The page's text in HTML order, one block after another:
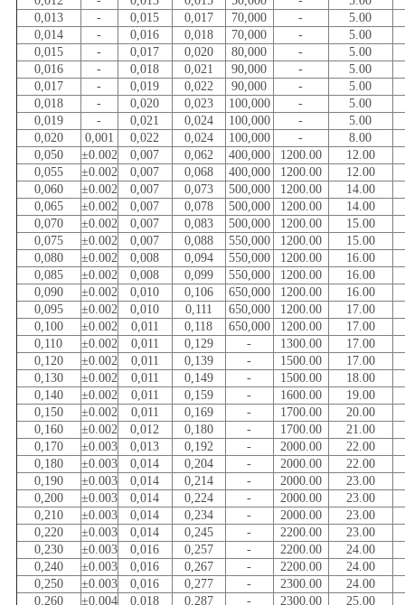
0,013
- 0,015 0,017 70,000 -
5.00
0,014
- 0,016 0,018 70,000 -
5.00
0,015
- 0,017 0,020 80,000 -
5.00
0,016
- 0,018 0,021 90,000 -
5.00
0,017
- 0,019 0,022 90,000 -
5.00
0,018
- 0,020 0,023 100,000 -
5.00
0,019
- 0,021 0,024 100,000 -
5.00
0,020
0,001 0,022 0,024 100,000 -
8.00
0,050
±0.002 0,007 0,062 400,000 1200.00
12.00
0,055
±0.002 0,007 0,068 400,000 1200.00
12.00
0,060
±0.002 0,007 0,073 500,000 1200.00
14.00
0,065
±0.002 0,007 0,078 500,000 1200.00
14.00
0,070
±0.002 0,007 0,083 500,000 1200.00
15.00
0,075
±0.002 0,007 0,088 550,000 1200.00
15.00
0,080
±0.002 0,008 0,094 550,000 1200.00
16.00
0,085
±0.002 0,008 0,099 550,000 1200.00
16.00
0,090
±0.002 0,010 0,106 650,000 1200.00
16.00
0,095
±0.002 0,010 0,111 650,000 1200.00
17.00
0,100
±0.002 0,011 0,118 650,000 1200.00
17.00
0,110
±0.002 0,011 0,129 - 1300.00
17.00
0,120
±0.002 0,011 0,139 - 1500.00
17.00
0,130
±0.002 0,011 0,149 - 1500.00
18.00
0,140
±0.002 0,011 0,159 - 1600.00
19.00
0,150
±0.002 0,011 0,169 - 1700.00
20.00
0,160
±0.002 0,012 0,180 - 1700.00
21.00
0,170
±0.003 0,013 0,192 - 2000.00
22.00
0,180
±0.003 0,014 0,204 - 2000.00
22.00
0,190
±0.003 0,014 0,214 - 2000.00
23.00
0,200
±0.003 0,014 0,224 - 2000.00
23.00
0,210
±0.003 0,014 0,234 - 2000.00
23.00
0,220
±0.003 0,014 0,245 - 2200.00
23.00
0,230
±0.003 0,016 0,257 - 2200.00
24.00
0,240
±0.003 0,016 0,267 - 2200.00
24.00
0,250
±0.003 0,016 0,277 - 2300.00
24.00
0,260
±0.004 0,018 0,287 - 2300.00
25.00